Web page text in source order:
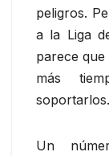
peligros.
a la Liga
parece
más
soportarlos.
Un